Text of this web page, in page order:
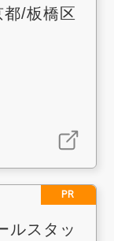
/板橋区
PR
ルスタッ